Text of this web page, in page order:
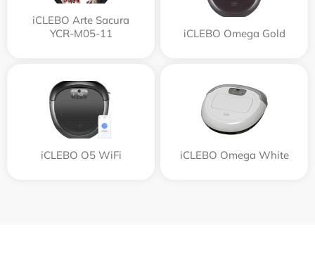
iCLEBO Arte Sacura
YCR-M05-11
iCLEBO Omega Gold
iCLEBO O5 WiFi iCLEBO Omega White